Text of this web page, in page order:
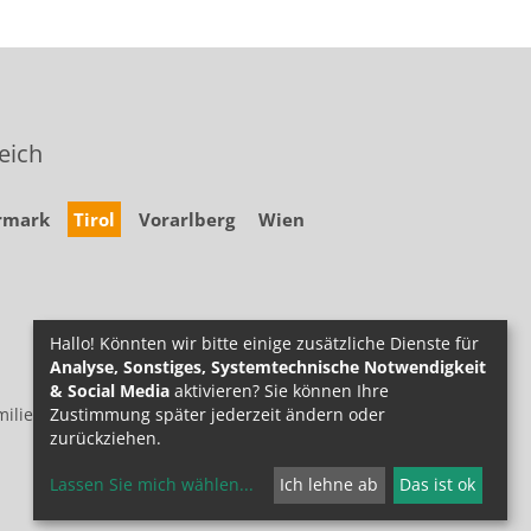
Tirol Vorarlberg Wien
Hallo! Könnten wir bitte einige zusätzliche Dienste für
Analyse, Sonstiges, Systemtechnische Notwendigkeit
& Social Media aktivieren? Sie können Ihre
Zustimmung später jederzeit ändern oder
zurückziehen.
Lassen Sie mich wählen... Ich lehne ab Das ist ok